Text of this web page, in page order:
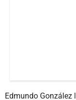
Edmundo González